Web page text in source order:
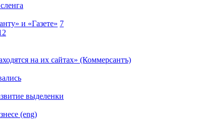
и «Газете» 7
на их сайтах» (Коммерсантъ)
выделенки
(eng)